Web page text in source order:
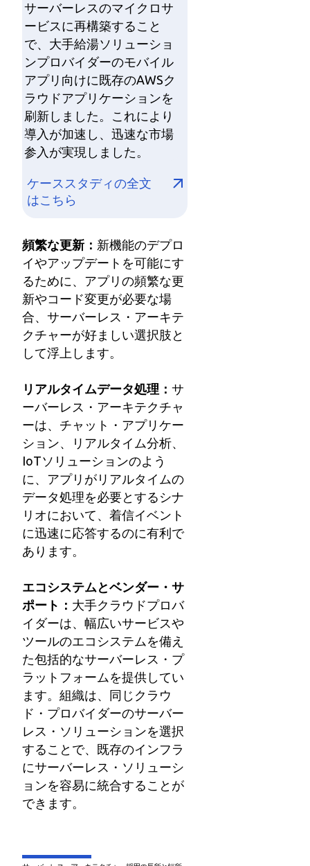
サーバーレスのマイクロサ
ービスに再構築すること
で、大手給湯ソリューショ
ンプロバイダーのモバイル
アプリ向けに既存のAWSク
ラウドアプリケーションを
刷新しました。これにより
導入が加速し、迅速な市場
参入が実現しました。
ケーススタディの全文
はこちら
頻繁な更新： 新機能のデプロ
イやアップデートを可能にす
るために、アプリの頻繁な更
新やコード変更が必要な場
合、サーバーレス・アーキテ
クチャーが好ましい選択肢と
して浮上します。
リアルタイムデータ処理：サ
ーバーレス・アーキテクチャ
ーは、チャット・アプリケー
ション、リアルタイム分析、
IoTソリューションのよう
に、アプリがリアルタイムの
データ処理を必要とするシナ
リオにおいて、着信イベント
に迅速に応答するのに有利で
あります。
エコシステムとベンダー・サ
ポート： 大手クラウドプロバ
イダーは、幅広いサービスや
ツールのエコシステムを備え
た包括的なサーバーレス・プ
ラットフォームを提供してい
ます。組織は、同じクラウ
ド・プロバイダーのサーバー
レス・ソリューションを選択
することで、既存のインフラ
にサーバーレス・ソリューシ
ョンを容易に統合することが
できます。